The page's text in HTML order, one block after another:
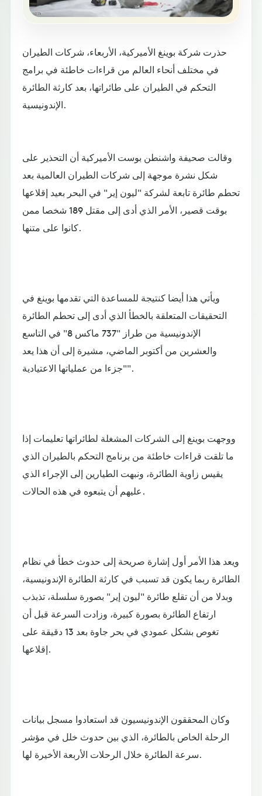
حذرت شركة بوينغ الأميركية، الأربعاء، شركات الطيران
في مختلف أنحاء العالم من قراءات خاطئة في برامج
التحكم في الطيران على طائراتها، بعد كارثة الطائرة
الإندونيسية.
وقالت صحيفة واشنطن بوست الأميركية أن التحذير على
شكل نشرة موجهة إلى شركات الطيران العالمية بعد
تحطم طائرة تابعة لشركة "ليون إير" في البحر بعيد إقلاعها
بوقت قصير، الأمر الذي أدى إلى مقتل 189 شخصا ممن
كانوا على متنها.
ويأتي هذا أيضا كنتيجة للمساعدة التي تقدمها بوينغ في
التحقيقات المتعلقة بالخطأ الذي أدى إلى تحطم الطائرة
الإندونيسية من طراز "737 ماكس 8" في التاسع
والعشرين من أكتوبر الماضي، مشيرة إلى أن هذا يعد
"جزءا من عملياتها الاعتيادية".
ووجهت بوينغ إلى الشركات المشغلة لطائراتها تعليمات إذا
ما تلقت قراءات خاطئة من برنامج التحكم بالطيران الذي
يقيس زاوية الطائرة، ونبهت الطيارين إلى الإجراء الذي
عليهم أن يتبعوه في هذه الحالات.
ويعد هذا الأمر أول إشارة صريحة إلى حدوث خطأ في نظام
الطائرة ربما يكون قد تسبب في كارثة الطائرة الإندونيسية،
وبدلا من أن تقلع طائرة "ليون إير" بصورة سلسلة، تذبذب
ارتفاع الطائرة بصورة كبيرة، وزادت السرعة قبل أن
تغوص بشكل عمودي في بحر جاوة بعد 13 دقيقة على
إقلاعها.
وكان المحققون الإندونيسيون قد استعادوا مسجل بيانات
الرحلة الخاص بالطائرة، الذي بين حدوث خلل في مؤشر
سرعة الطائرة خلال الرحلات الأربعة الأخيرة لها.